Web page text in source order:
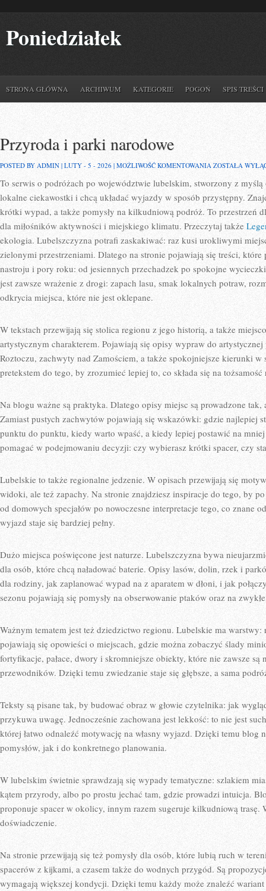
Poniedziałek
STRONA GŁÓWNA ARCHIWUM KATEGORIE POGOŃ SPIS TREŚCI
Przyroda i parki narodowe
POSTED BY ADMIN | LUTY - 5 - 2026 | MOŻLIWOŚĆ KOMENTOWANIA PRZYRODA
PARKI
NARODOWE
ZOSTAŁA
To serwis o podróżach po województwie lubelskim, stworzony z
lokalne ciekawostki i chcą układać wyjazdy w sposób przystępny.
krótki wypad, a także pomysły na kilkudniową podróż. To przestrzeń
dla miłośników aktywności i miejskiego klimatu. Przeczytaj także
ekologia. Lubelszczyzna potrafi zaskakiwać: raz kusi urokliwymi
zielonymi przestrzeniami. Dlatego na stronie pojawiają się treści,
nastroju i pory roku: od jesiennych przechadzek po spokojne
jest zawsze wrażenie z drogi: zapach lasu, smak lokalnych potraw,
odkrycia miejsca, które nie jest oklepane.
W tekstach przewijają się stolica regionu z jego historią, a także
artystycznym charakterem. Pojawiają się opisy wypraw do
Roztoczu, zachwyty nad Zamościem, a także spokojniejsze kierunki w
pretekstem do tego, by zrozumieć lepiej to, co składa się na
Na blogu ważne są praktyka. Dlatego opisy miejsc są prowadzone tak,
Zamiast pustych zachwytów pojawiają się wskazówki: gdzie najlepiej
punktu do punktu, kiedy warto wpaść, a kiedy lepiej postawić na mniej
pomagać w podejmowaniu decyzji: czy wybierasz krótki spacer, czy
Lubelskie to także regionalne jedzenie. W opisach przewijają się
widoki, ale też zapachy. Na stronie znajdziesz inspiracje do tego, by
od domowych specjałów po nowoczesne interpretacje tego, co znane
wyjazd staje się bardziej pełny.
Dużo miejsca poświęcone jest naturze. Lubelszczyzna bywa
dla osób, które chcą naładować baterie. Opisy lasów, dolin, rzek i
dla rodziny, jak zaplanować wypad na z aparatem w dłoni, i jak
sezonu pojawiają się pomysły na obserwowanie ptaków oraz na
Ważnym tematem jest też dziedzictwo regionu. Lubelskie ma warstwy:
pojawiają się opowieści o miejscach, gdzie można zobaczyć ślady
fortyfikacje, pałace, dwory i skromniejsze obiekty, które nie zawsze są
przewodników. Dzięki temu zwiedzanie staje się głębsze, a sama
Teksty są pisane tak, by budować obraz w głowie czytelnika: jak
przykuwa uwagę. Jednocześnie zachowana jest lekkość: to nie jest
której łatwo odnaleźć motywację na własny wyjazd. Dzięki temu blog
pomysłów, jak i do konkretnego planowania.
W lubelskim świetnie sprawdzają się wypady tematyczne: szlakiem
kątem przyrody, albo po prostu jechać tam, gdzie prowadzi intuicja.
proponuje spacer w okolicy, innym razem sugeruje kilkudniową
doświadczenie.
Na stronie przewijają się też pomysły dla osób, które lubią ruch w
spacerów z kijkami, a czasem także do wodnych przygód. Są
wymagają większej kondycji. Dzięki temu każdy może znaleźć